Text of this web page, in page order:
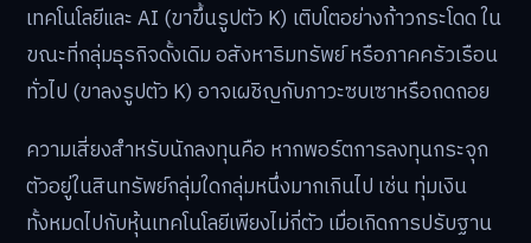
เทคโนโลยีและ AI (ขาขึ้นรูปตัว K) เติบโตอย่างก้าวกระโดด ใน
ขณะที่กลุ่มธุรกิจดั้งเดิม อสังหาริมทรัพย์ หรือภาคครัวเรือน
ทั่วไป (ขาลงรูปตัว K) อาจเผชิญกับภาวะซบเซาหรือถดถอย
ความเสี่ยงสำหรับนักลงทุนคือ หากพอร์ตการลงทุนกระจุก
ตัวอยู่ในสินทรัพย์กลุ่มใดกลุ่มหนึ่งมากเกินไป เช่น ทุ่มเงิน
ทั้งหมดไปกับหุ้นเทคโนโลยีเพียงไม่กี่ตัว เมื่อเกิดการปรับฐาน